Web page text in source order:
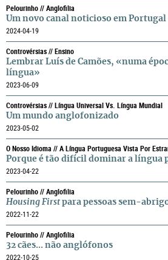
Pelourinho // Anglofilia
Um novo canal noticioso em Portugal
2024-04-19
Controvérsias // Ensino
Lembrar Luís de Camões, «numa
língua»
2023-06-09
Controvérsias // Língua Universal Vs. Língua Mundial
Um mundo anglofonizado
2023-05-02
O Nosso Idioma // A Língua Portuguesa Vista Por
Porque é tão difícil dominar a língua
2023-04-22
Pelourinho // Anglofilia
Housing Firstpara pessoas sem-
2022-11-22
Pelourinho // Anglofilia
32 cães... não anglófonos
2022-10-25